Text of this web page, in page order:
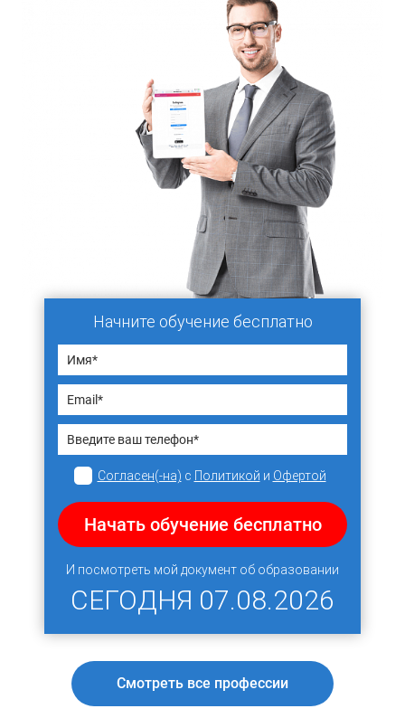
Начните обучение бесплатно
Согласен(-на) с Политикой и Офертой
Начать обучение бесплатно
И посмотреть мой документ об образовании
СЕГОДНЯ 07.08.2026
Смотреть все профессии